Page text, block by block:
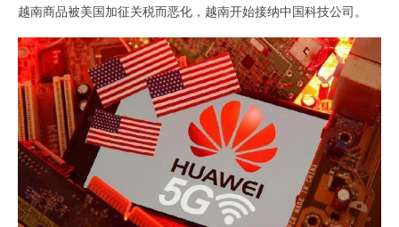
越南商品被美国加征关税而恶化，越南开始接纳中国科技公司。